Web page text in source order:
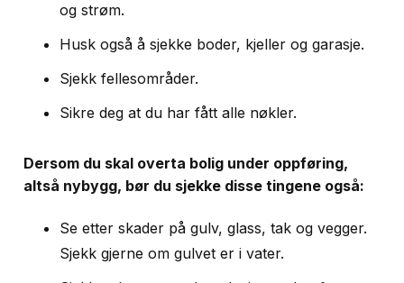
og strøm.
Husk også å sjekke boder, kjeller og garasje.
Sjekk fellesområder.
Sikre deg at du har fått alle nøkler.
Dersom du skal overta bolig under oppføring,
altså nybygg, bør du sjekke disse tingene også:
Se etter skader på gulv, glass, tak og vegger.
Sjekk gjerne om gulvet er i vater.